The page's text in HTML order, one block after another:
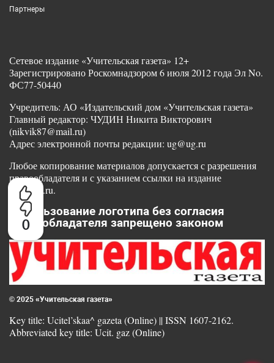
0
Партнеры
Сетевое издание «Учительская газета» 12+
Зарегистрировано Роскомнадзором 6 июля 2012 года Эл No.
ФС77-50440
Учредитель: АО «Издательский дом «Учительская газета»
Главный редактор: ЧУДИН Никита Викторович
(nikvik87@mail.ru)
Адрес электронной почты редакции: ug@ug.ru
Любое копирование материалов допускается с разрешения
правообладателя и с указанием ссылки на издание
www.ug.ru.
Использование логотипа без согласия
правообладателя запрещено законом
© 2025 «Учительская газета»
Key title: Ucitel’skaa^ gazeta (Online) || ISSN 1607-2162.
Abbreviated key title: Ucit. gaz (Online)